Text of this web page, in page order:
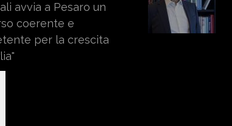
avvia a Pesaro un
coerente e
per la crescita